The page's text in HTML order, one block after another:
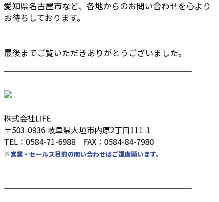
愛知県名古屋市など、各地からのお問い合わせを心より
お待ちしております。
最後までご覧いただきありがとうございました。
────────────────────────
株式会社LIFE
〒503-0936 岐阜県大垣市内原2丁目111-1
TEL：0584-71-6988 FAX：0584-84-7980
※営業・セールス目的の問い合わせはご遠慮願います。
────────────────────────